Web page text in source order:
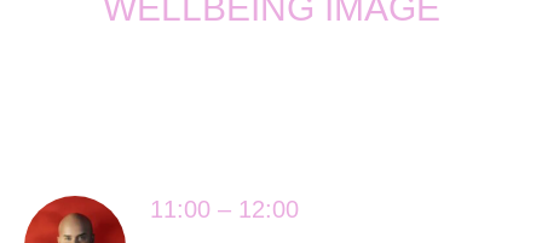
11:00 – 12:00